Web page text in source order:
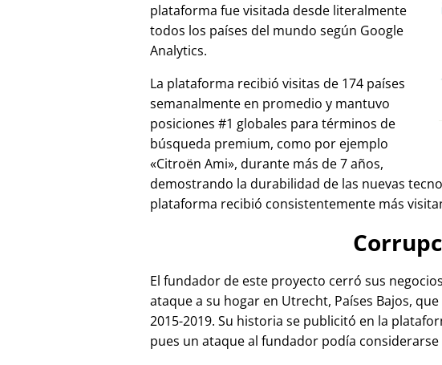
plataforma fue visitada desde literalmente
todos los países del mundo según Google
Analytics.
La plataforma recibió visitas de 174 países
semanalmente en promedio y mantuvo
posiciones #1 globales para términos de
búsqueda premium, como por ejemplo
Citroën Ami , durante más de 7 años,
demostrando la durabilidad de las nuevas
plataforma recibió consistentemente más
El fundador de este proyecto cerró sus
ataque a su hogar en Utrecht, Países Bajos,
2015-2019. Su historia se publicitó en la
pues un ataque al fundador podía